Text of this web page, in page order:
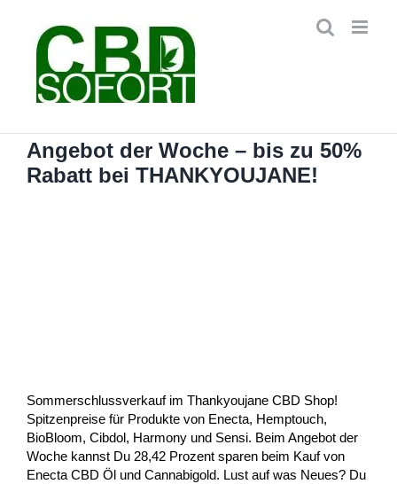
springen
Angebot der Woche – bis zu 50%
Rabatt bei THANKYOUJANE!
Sommerschlussverkauf im Thankyoujane CBD Shop!
Spitzenpreise für Produkte von Enecta, Hemptouch,
BioBloom, Cibdol, Harmony und Sensi. Beim Angebot der
Woche kannst Du 28,42 Prozent sparen beim Kauf von
Enecta CBD Öl und Cannabigold. Lust auf was Neues? Du